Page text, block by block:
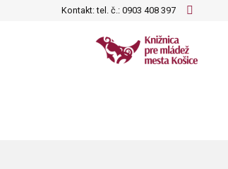
Kontakt: tel. č.: 0903 408 397